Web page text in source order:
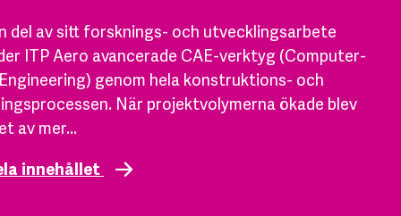
del av sitt forsknings- och utvecklingsarbete
ITP Aero avancerade CAE-verktyg (Computer-
genom hela konstruktions- och
När projektvolymerna ökade blev
av mer...
innehållet